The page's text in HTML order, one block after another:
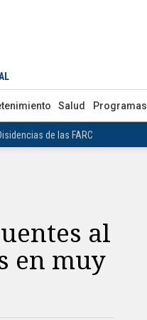
Salud Programas
de las FARC
de las FARC
al
en muy